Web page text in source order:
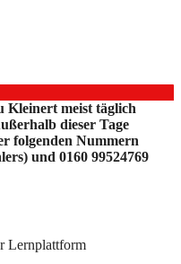
Kleinert meist täglich
dieser Tage
folgenden Nummern
und 0160 99524769
Lernplattform